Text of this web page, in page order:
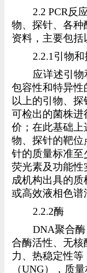
2.2 PCR反
物、探针、各
资料，主要包括
2.2.1 引物
应详述引
包容性和特异
以上的引物、
可检出的菌株
价；在此基础上
物、探针的靶
针的质量标准至
荧光素及功能性
成机构出具的质
或高效液相色谱
2.2.2酶
DNA聚合酶
合酶活性、无
力、热稳定性等
（UNG），质